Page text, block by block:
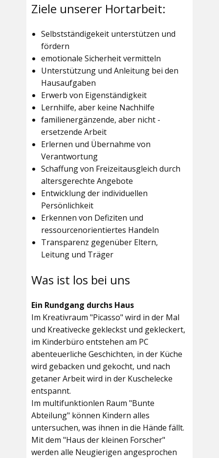
Ziele unserer Hortarbeit:
Selbstständigekeit unterstützen und
fördern
emotionale Sicherheit vermitteln
Unterstützung und Anleitung bei den
Hausaufgaben
Erwerb von Eigenständigkeit
Lernhilfe, aber keine Nachhilfe
familienergänzende, aber nicht -
ersetzende Arbeit
Erlernen und Übernahme von
Verantwortung
Schaffung von Freizeitausgleich durch
altersgerechte Angebote
Entwicklung der individuellen
Persönlichkeit
Erkennen von Defiziten und
ressourcenorientiertes Handeln
Transparenz gegenüber Eltern,
Leitung und Träger
Was ist los bei uns
Ein Rundgang durchs Haus
Im Kreativraum "Picasso" wird in der Mal
und Kreativecke gekleckst und gekleckert,
im Kinderbüro entstehen am PC
abenteuerliche Geschichten, in der Küche
wird gebacken und gekocht, und nach
getaner Arbeit wird in der Kuschelecke
entspannt.
Im multifunktionlen Raum "Bunte
Abteilung" können Kindern alles
untersuchen, was ihnen in die Hände fällt.
Mit dem "Haus der kleinen Forscher"
werden alle Neugierigen angesprochen